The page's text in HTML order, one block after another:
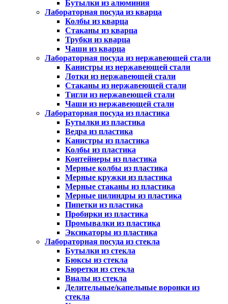
Бутылки из алюминия
Лабораторная посуда из кварца
Колбы из кварца
Стаканы из кварца
Трубки из кварца
Чаши из кварца
Лабораторная посуда из нержавеющей стали
Канистры из нержавеющей стали
Лотки из нержавеющей стали
Стаканы из нержавеющей стали
Тигли из нержавеющей стали
Чаши из нержавеющей стали
Лабораторная посуда из пластика
Бутылки из пластика
Ведра из пластика
Канистры из пластика
Колбы из пластика
Контейнеры из пластика
Мерные колбы из пластика
Мерные кружки из пластика
Мерные стаканы из пластика
Мерные цилиндры из пластика
Пипетки из пластика
Пробирки из пластика
Промывалки из пластика
Эксикаторы из пластика
Лабораторная посуда из стекла
Бутылки из стекла
Бюксы из стекла
Бюретки из стекла
Виалы из стекла
Делительные/капельные воронки из
стекла